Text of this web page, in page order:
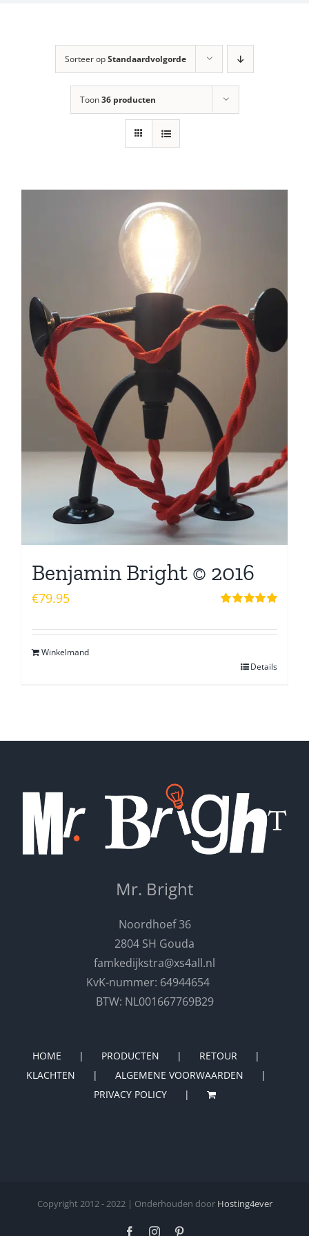
Sorteer opStandaardvolgorde
Toon36 producten
Benjamin Bright © 2016
€79.95
Winkelmand
Details
Mr. Bright
Noordhoef 36
2804 SH Gouda
famkedijkstra@xs4all.nl
KvK-nummer: 64944654
BTW: NL001667769B29
HOME PRODUCTEN
RETOUR
KLACHTEN
ALGEMENE VOORWAARDEN
PRIVACY POLICY
Copyright 2012 - 2022 | Onderhouden door Hosting4ever
FacebookInstagram